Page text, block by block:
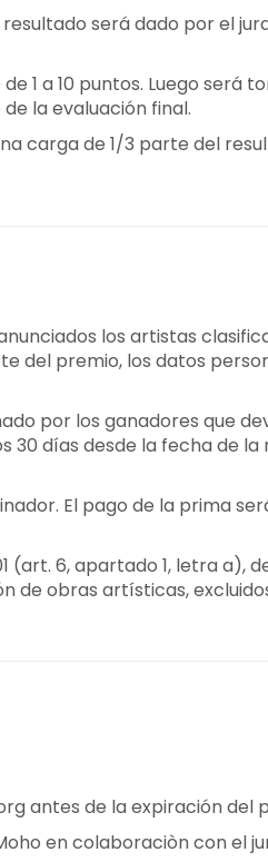
será dado por el
1 a 10 puntos. Luego será
la evaluación final.
carga de 1/3 parte del
los artistas
premio, los datos
por los ganadores que
días desde la fecha de
El pago de la prima
6, apartado 1, letra a),
obras artísticas,
antes de la expiración del
en colaboraciòn con el